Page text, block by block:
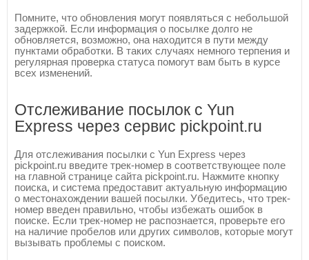
Помните, что обновления могут появляться с небольшой
задержкой. Если информация о посылке долго не
обновляется, возможно, она находится в пути между
пунктами обработки. В таких случаях немного терпения и
регулярная проверка статуса помогут вам быть в курсе
всех изменений.
Отслеживание посылок с Yun
Express через сервис pickpoint.ru
Для отслеживания посылки с Yun Express через
pickpoint.ru введите трек-номер в соответствующее поле
на главной странице сайта pickpoint.ru. Нажмите кнопку
поиска, и система предоставит актуальную информацию
о местонахождении вашей посылки. Убедитесь, что трек-
номер введен правильно, чтобы избежать ошибок в
поиске. Если трек-номер не распознается, проверьте его
на наличие пробелов или других символов, которые могут
вызывать проблемы с поиском.